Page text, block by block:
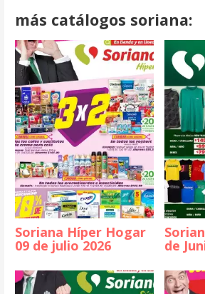
más catálogos soriana:
Soriana Híper Hogar
09 de julio 2026 de